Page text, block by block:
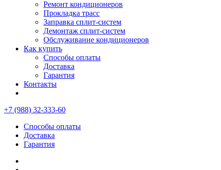
Ремонт кондиционеров
Прокладка трасс
Заправка сплит-систем
Демонтаж сплит-систем
Обслуживание кондиционеров
Как купить
Способы оплаты
Доставка
Гарантия
Контакты
+7 (988) 32-333-60
Способы оплаты
Доставка
Гарантия